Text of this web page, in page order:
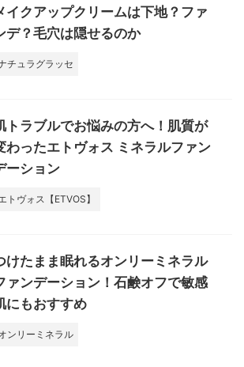
イクアップクリームは下地？ファ
デ？毛穴は隠せるのか
チュラグラッセ
トラブルでお悩みの方へ！肌質が
わったエトヴォス ミネラルファン
ーション
トヴォス【ETVOS】
けたまま眠れるオンリーミネラル
ァンデーション！石鹸オフで敏感
にもおすすめ
ンリーミネラル